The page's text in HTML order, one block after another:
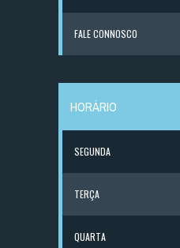
FALE CONNOSCO
HORÁRIO
SEGUNDA
TERÇA
QUARTA